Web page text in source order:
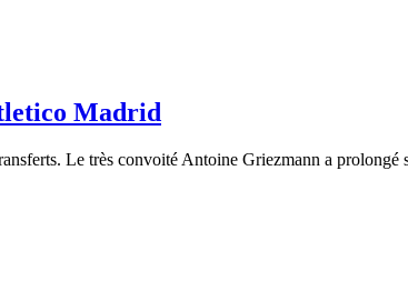
Madrid
Le très convoité Antoine Griezmann a